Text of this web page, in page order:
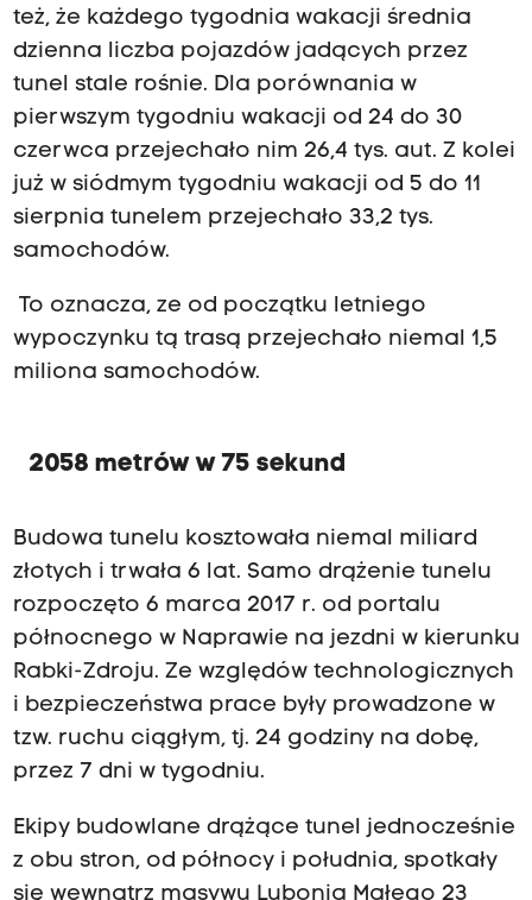
też, że każdego tygodnia wakacji średnia
dzienna liczba pojazdów jadących przez
tunel stale rośnie. Dla porównania w
pierwszym tygodniu wakacji od 24 do 30
czerwca przejechało nim 26,4 tys. aut. Z kolei
już w siódmym tygodniu wakacji od 5 do 11
sierpnia tunelem przejechało 33,2 tys.
samochodów.
To oznacza, ze od początku letniego
wypoczynku tą trasą przejechało niemal 1,5
miliona samochodów.
2058 metrów w 75 sekund
Budowa tunelu kosztowała niemal miliard
złotych i trwała 6 lat. Samo drążenie tunelu
rozpoczęto 6 marca 2017 r. od portalu
północnego w Naprawie na jezdni w kierunku
Rabki-Zdroju. Ze względów technologicznych
i bezpieczeństwa prace były prowadzone w
tzw. ruchu ciągłym, tj. 24 godziny na dobę,
przez 7 dni w tygodniu.
Ekipy budowlane drążące tunel jednocześnie
z obu stron, od północy i południa, spotkały
się wewnątrz masywu Lubonia Małego 23